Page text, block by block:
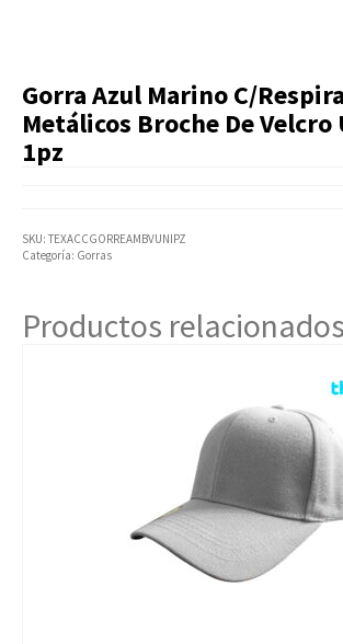
Gorra Azul Marino C/
Metálicos Broche De
1pz
SKU: TEXACCGORREAMBVUNIPZ
Categoría: Gorras
Productos relacionados